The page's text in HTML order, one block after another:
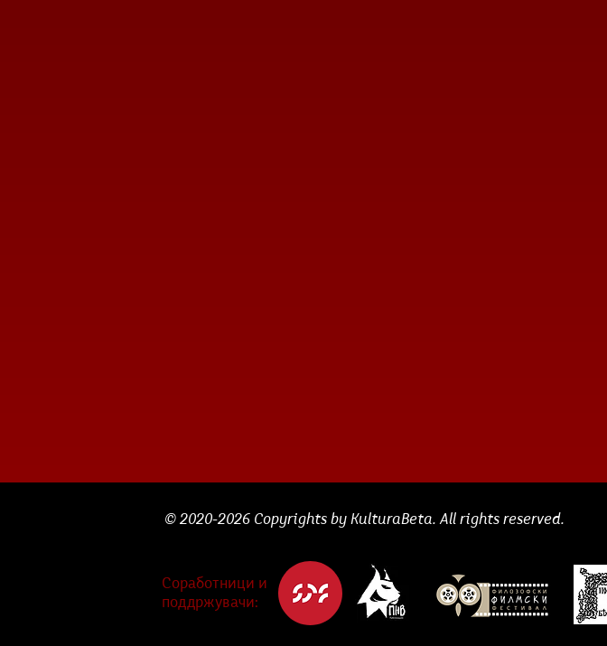
© 2020-2026 Copyrights by KulturaBeta. All rights reserved.
Соработници и
поддржувачи: